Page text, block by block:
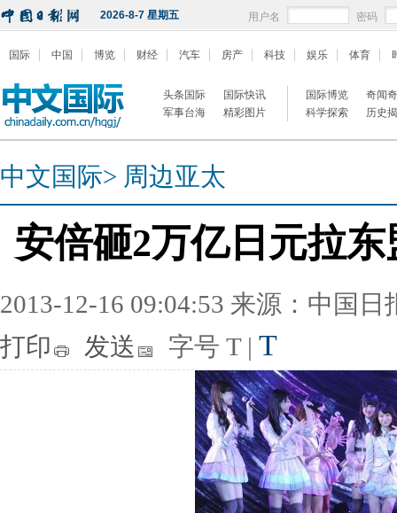
2026-8-7 星期五 用户名 密码
国际 中国 博览 财经 汽车 房产 科技 娱乐 体育
头条国际
国际快讯
军事台海
精彩图片
国际博览
奇闻
科学探索
历史
中文国际> 周边亚太
安倍砸2万亿日元拉
2013-12-16 09:04:53 来源：中国日
打印
发送 字号 T | T